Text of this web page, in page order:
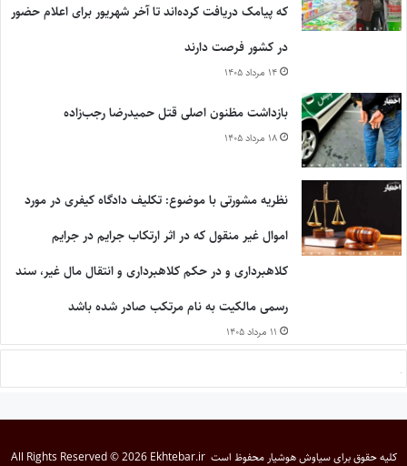
که پیامک دریافت کرده‌اند تا آخر شهریور برای اعلام حضور
در کشور فرصت دارند
۱۴ مرداد ۱۴۰۵
بازداشت مظنون اصلی قتل حمیدرضا رجب‌زاده
۱۸ مرداد ۱۴۰۵
نظریه مشورتی با موضوع: تکلیف دادگاه کیفری در مورد
اموال غیر منقول که در اثر ارتکاب جرایم در جرایم
کلاهبرداری و در حکم کلاهبرداری و انتقال مال غیر، سند
رسمی مالکیت به نام مرتکب صادر شده باشد
۱۱ مرداد ۱۴۰۵
کلیه حقوق برایسیاوش هوشیار محفوظ است All Rights Reserved © 2026 Ekhtebar.ir